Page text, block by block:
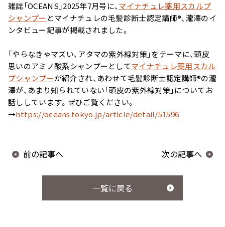
イル
トリートメント（白髪
用）
マイナチュレシリーズ一覧
雑誌「OCEANS」2025年7月号に、マイナチュレ薬用スカルプ
シャンプー とマイナチュレの毛髪診断士認定講師®、瀧澤のイ
ンタビュー記事が掲載されました。
「やらなきゃマズい、アタマの紫外線対策」をテーマに、頭皮
思いのアミノ酸系シャンプーとしてマイナチュレ薬用スカル
プシャンプーが紹介され、あわせて毛髪診断士認定講師®の瀧
澤が、あまり知られていない「頭皮の紫外線対策」についてお
話ししています。ぜひご覧ください。
→https://oceans.tokyo.jp/article/detail/51596
前の記事へ
一覧に戻る
次の記事へ